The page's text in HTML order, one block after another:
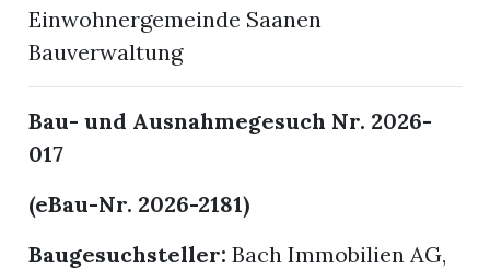
Einwohnergemeinde Saanen
Bauverwaltung
Bau- und Ausnahmegesuch Nr. 2026-
017
(eBau-Nr. 2026-2181)
Baugesuchsteller: Bach Immobilien AG,